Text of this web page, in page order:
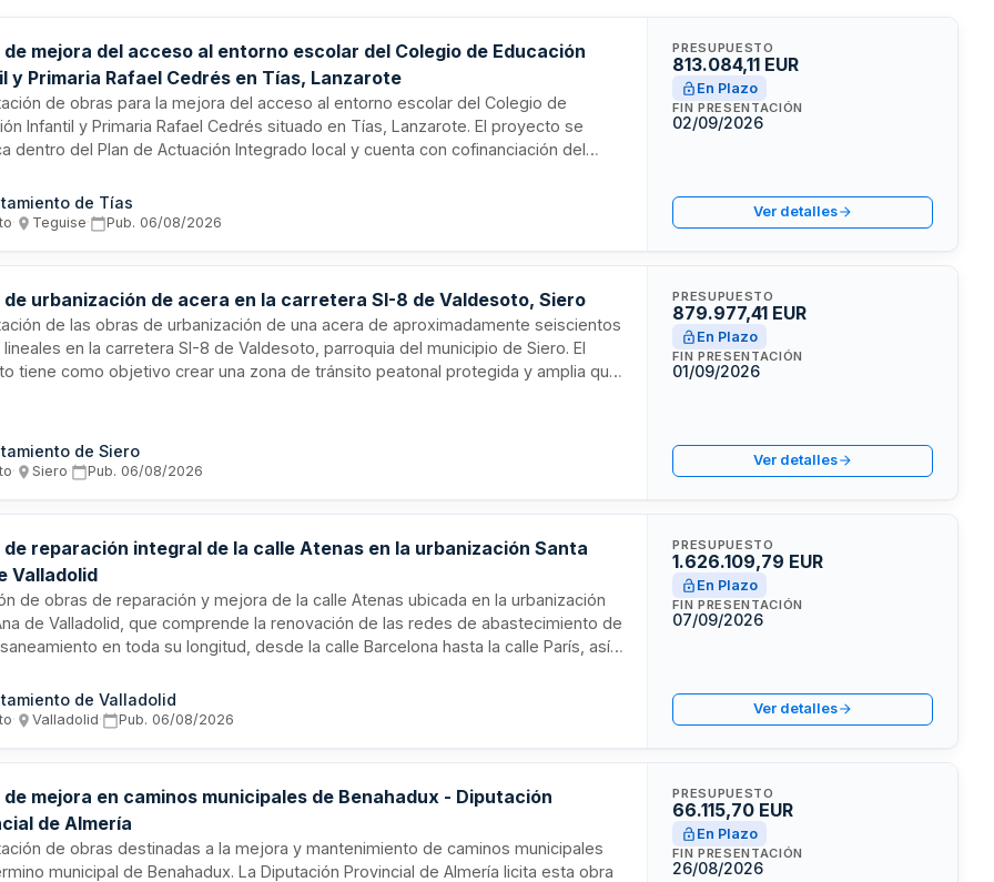
de mejora del acceso al entorno escolar del Colegio de Educación
y Primaria Rafael Cedrés en Tías, Lanzarote
de obras para la mejora del acceso al entorno escolar del Colegio de
Infantil y Primaria Rafael Cedrés situado en Tías, Lanzarote. El proyecto se
dentro del Plan de Actuación Integrado local y cuenta con cofinanciación del
están dirigidas a mejorar la accesibilidad y las infraestructuras de acceso
educativo, promoviendo así un desarrollo sostenible e inclusivo del municipio.
de Tías
· Teguise· Pub. 06/08/2026
PRESUPUESTO
813.084,11 EUR
En Plazo
FIN PRESENTACIÓN
02/09/2026
Ver detalles
de urbanización de acera en la carretera SI-8 de Valdesoto, Siero
de las obras de urbanización de una acera de aproximadamente seiscientos
en la carretera SI-8 de Valdesoto, parroquia del municipio de Siero. El
tiene como objetivo crear una zona de tránsito peatonal protegida y amplia que
Club de Futbol, mejorando así la seguridad de los viandantes en una carretera
carga de tráfico rodado.
de Siero
· Siero· Pub. 06/08/2026
PRESUPUESTO
879.977,41 EUR
En Plazo
FIN PRESENTACIÓN
01/09/2026
Ver detalles
de reparación integral de la calle Atenas en la urbanización Santa
Valladolid
de obras de reparación y mejora de la calle Atenas ubicada en la urbanización
de Valladolid, que comprende la renovación de las redes de abastecimiento de
en toda su longitud, desde la calle Barcelona hasta la calle París, así
constituye una obra completa susceptible de entrega al uso público.
de Valladolid
· Valladolid· Pub. 06/08/2026
PRESUPUESTO
1.626.109,79 EUR
En Plazo
FIN PRESENTACIÓN
07/09/2026
Ver detalles
de mejora en caminos municipales de Benahadux - Diputación
de Almería
de obras destinadas a la mejora y mantenimiento de caminos municipales
municipal de Benahadux. La Diputación Provincial de Almería licita esta obra
PRESUPUESTO
66.115,70 EUR
En Plazo
FIN PRESENTACIÓN
26/08/2026